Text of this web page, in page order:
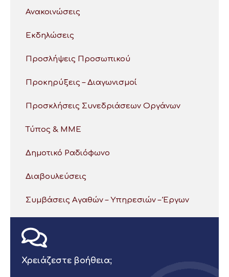
Ανακοινώσεις
Εκδηλώσεις
Προσλήψεις Προσωπικού
Προκηρύξεις – Διαγωνισμοί
Προσκλήσεις Συνεδριάσεων Οργάνων
Τύπος & ΜΜΕ
Δημοτικό Ραδιόφωνο
Διαβουλεύσεις
Συμβάσεις Αγαθών – Υπηρεσιών – Έργων
Χρειάζεστε βοήθεια;